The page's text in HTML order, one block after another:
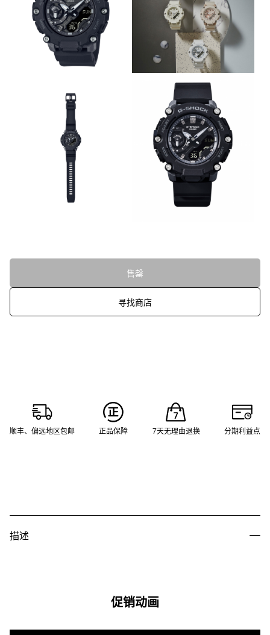
售罄
寻找商店
顺丰、偏远地区包邮 正品保障 7天无理由退换 分期利益点
描述
促销动画